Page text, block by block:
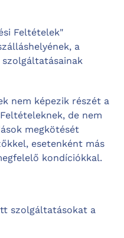
Feltételek"
a
nem képezik részét a
de nem
megkötését
esetenként más
kondíciókkal.
szolgáltatásokat a